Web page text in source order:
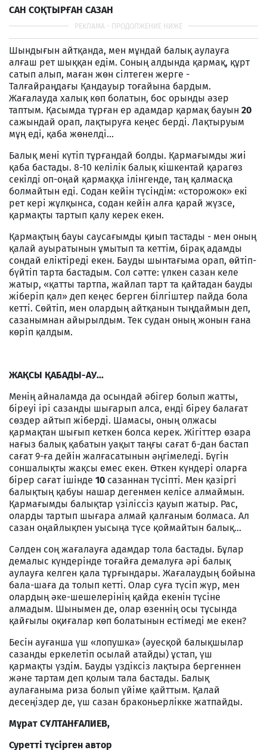
САН СОҚТЫРҒАН САЗАН
Шындығын айтқанда, мен мұндай балық аулауға
алғаш рет шыққан едім. Соның алдында қармақ, құрт
сатып алып, маған жөн сілтеген жерге -
Талғайраңдағы Қандауыр тоғайына бардым.
Жағалауда халық көп болатын, бос орынды әзер
таптым. Қасымда тұрған ер адамдар қармақ бауын 20
сажындай орап, лақтыруға кеңес берді. Лақтыруым
мұң еді, қаба жөнелді...
Балық мені күтіп тұрғандай болды. Қармағымды жиі
қаба бастады. 8-10 келілік балық кішкентай қарагөз
секілді оп-оңай қармаққа ілінгенде, таң қалмасқа
болмайтын еді. Содан кейін түсіндім: «сторожок» екі
рет кері жұлқынса, содан кейін алға қарай жүзсе,
қармақты тартып қалу керек екен.
Қармақтың бауы саусағымды қиып тастады - мен оның
қалай ауыратынын ұмытып та кеттім, бірақ адамды
сондай еліктіреді екен. Бауды шынтағыма орап, өйтіп-
бүйтіп тарта бастадым. Сол сәтте: үлкен сазан келе
жатыр, «қатты тартпа, жайлап тарт та қайтадан бауды
жіберіп қал» деп кеңес берген білгіштер пайда бола
кетті. Сөйтіп, мен олардың айтқанын тыңдаймын деп,
сазанымнан айырылдым. Тек судан оның жонын ғана
көріп қалдым.
ЖАҚСЫ ҚАБАДЫ-АУ...
Менің айналамда да осындай әбігер болып жатты,
біреуі ірі сазанды шығарып алса, енді біреу балағат
сөздер айтып жіберді. Шамасы, оның олжасы
қармақтан шығып кеткен болса керек. Жігіттер өзара
нағыз балық қабатын уақыт таңғы сағат 6-дан бастап
сағат 9-ға дейін жалғасатынын әңгімеледі. Бүгін
соншалықты жақсы емес екен. Өткен күндері оларға
бірер сағат ішінде 10 сазаннан түсіпті. Мен қазіргі
балықтың қабуы нашар дегенмен келісе алмаймын.
Қармағымды балықтар үзіліссіз қауып жатыр. Рас,
оларды тартып шығара алмай қалғаным болмаса. Ал
сазан оңайлықпен уысыңа түсе қоймайтын балық...
Сәлден соң жағалауға адамдар тола бастады. Бұлар
демалыс күндерінде тоғайға демалуға әрі балық
аулауға келген қала тұрғындары. Жағалаудың бойына
бала-шаға да толып кетті. Олар суға түсіп жүр, мен
олардың әке-шешелерінің қайда екенін түсіне
алмадым. Шынымен де, олар өзеннің осы тұсында
қайғылы оқиғалар көп болатынын естімеді ме екен?
Бесін ауғанша үш «лопушка» (әуесқой балықшылар
сазанды еркелетіп осылай атайды) ұстап, үш
қармақты үздім. Бауды үздіксіз лақтыра бергеннен
және тартам деп қолым тала бастады. Балық
аулағаныма риза болып үйіме қайттым. Қалай
десеңіздер де, үш сазан браконьерлікке жатпайды.
Мұрат СҰЛТАНҒАЛИЕВ,
Суретті түсірген автор